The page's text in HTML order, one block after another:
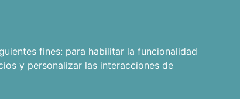
fines: para habilitar la funcionalidad
y personalizar las interacciones de